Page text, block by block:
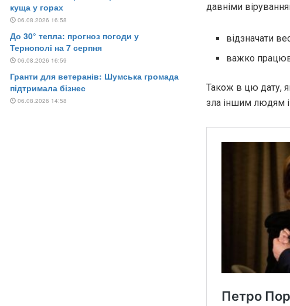
давніми
відзначати
важко
Також в цю дату,
зла іншим людям